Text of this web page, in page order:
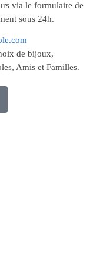
via le formulaire de
sous 24h.
de bijoux,
Amis et Familles.